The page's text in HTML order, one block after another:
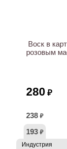
Воск в
розовым
280 ₽
238 ₽
193 ₽
Индустрия